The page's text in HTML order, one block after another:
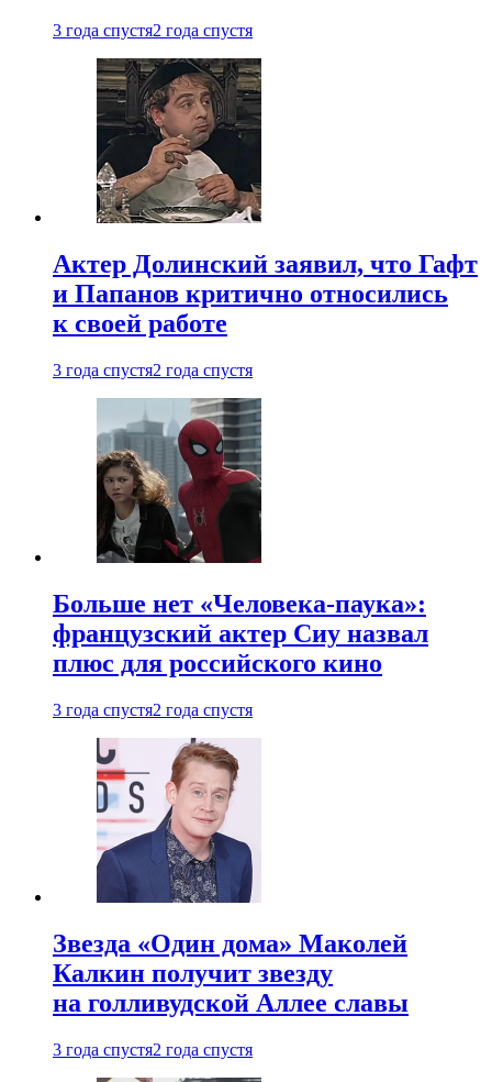
3 года спустя2 года спустя
Актер Долинский заявил, что Гафт
и Папанов критично относились
к своей работе
3 года спустя2 года спустя
Больше нет «Человека-паука»:
французский актер Сиу назвал
плюс для российского кино
3 года спустя2 года спустя
Звезда «Один дома» Маколей
Калкин получит звезду
на голливудской Аллее славы
3 года спустя2 года спустя